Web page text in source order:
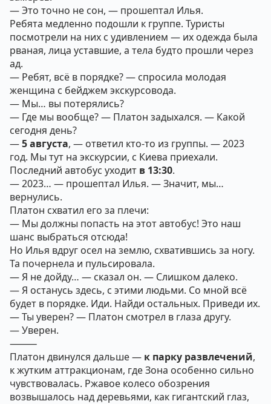
— Это точно не сон, — прошептал Илья.
Ребята медленно подошли к группе. Туристы
посмотрели на них с удивлением — их одежда была
рваная, лица уставшие, а тела будто прошли через
ад.
— Ребят, всё в порядке? — спросила молодая
женщина с бейджем экскурсовода.
— Мы… вы потерялись?
— Где мы вообще? — Платон задыхался. — Какой
сегодня день?
—5 августа, — ответил кто-то из группы. — 2023
год. Мы тут на экскурсии, с Киева приехали.
Последний автобус уходит в 13:30.
— 2023… — прошептал Илья. — Значит, мы…
вернулись.
Платон схватил его за плечи:
— Мы должны попасть на этот автобус! Это наш
шанс выбраться отсюда!
Но Илья вдруг осел на землю, схватившись за ногу.
Та почернела и пульсировала.
— Я не дойду… — сказал он. — Слишком далеко.
— Я останусь здесь, с этими людьми. Со мной всё
будет в порядке. Иди. Найди остальных. Приведи их.
— Ты уверен? — Платон смотрел в глаза другу.
— Уверен.
⸻
Платон двинулся дальше — к парку развлечений,
к жутким аттракционам, где Зона особенно сильно
чувствовалась. Ржавое колесо обозрения
возвышалось над деревьями, как гигантский глаз,